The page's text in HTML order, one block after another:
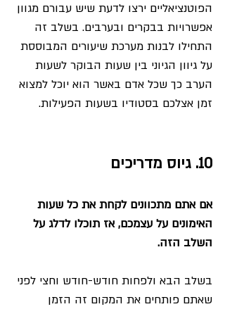
הפוטנציאליים ירצו לדעת שיש עבורם מגוון
אפשרויות בבקרים ובערבים. בשלב זה
התחילו לבנות מערכת שיעורים המבוססת
על גיוון הגיוני בין שעות הבוקר לשעות
הערב כך שכל אדם באשר הוא יוכל למצוא
זמן אצלכם בסטודיו בשעות הפעילות.
10. גיוס מדריכים
אם אתם מתכוונים לקחת את כל שעות
האימונים על עצמכם, אז תוכלו לדלג על
השלב הזה.
בשלב הבא ולפחות חודש-חודש וחצי לפני
שאתם פותחים את המקום זה הזמן